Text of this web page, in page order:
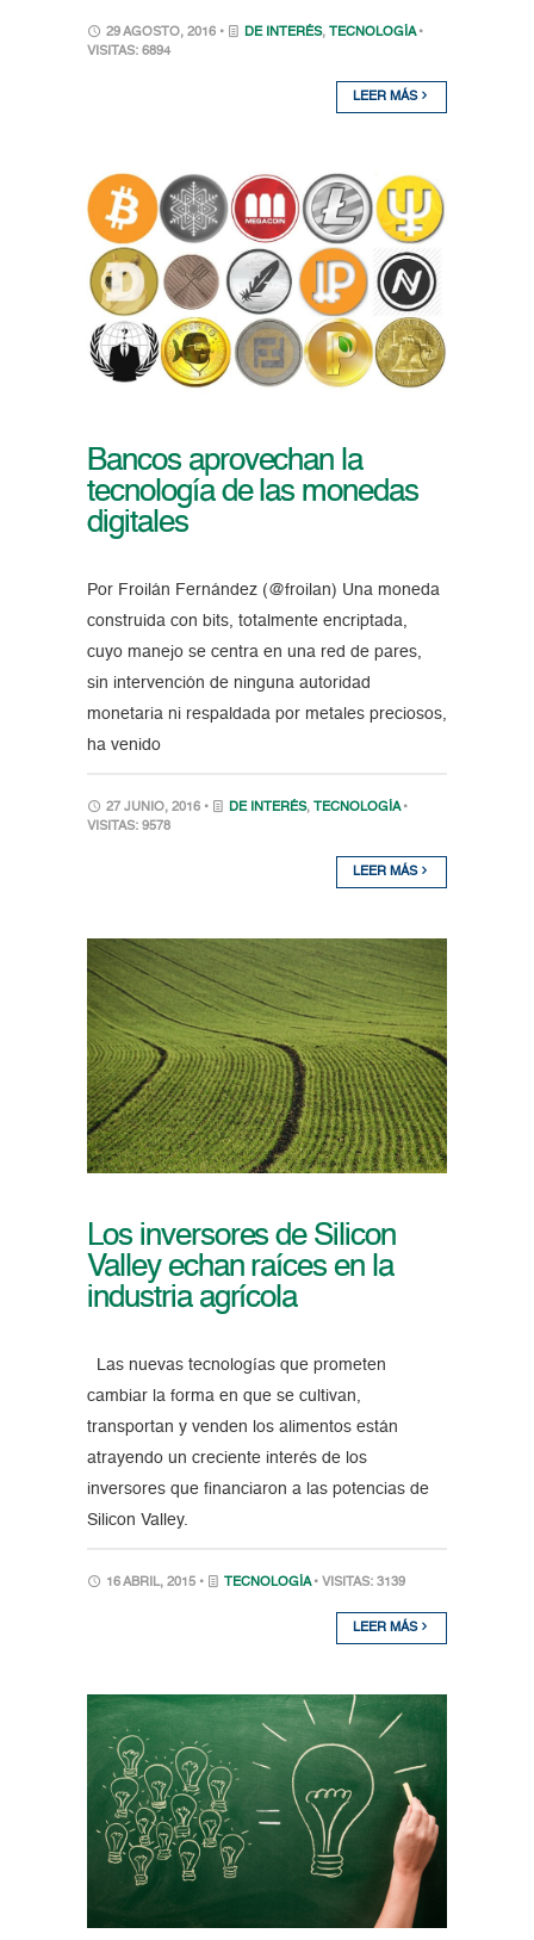
29 AGOSTO, 2016 • DE INTERÉS, TECNOLOGÍA •
VISITAS: 6894
LEER MÁS
Bancos aprovechan la
tecnología de las monedas
digitales
Por Froilán Fernández (@froilan) Una moneda
construida con bits, totalmente encriptada,
cuyo manejo se centra en una red de pares,
sin intervención de ninguna autoridad
monetaria ni respaldada por metales preciosos,
ha venido
27 JUNIO, 2016 • DE INTERÉS, TECNOLOGÍA •
VISITAS: 9578
LEER MÁS
Los inversores de Silicon
Valley echan raíces en la
industria agrícola
Las nuevas tecnologías que prometen
cambiar la forma en que se cultivan,
transportan y venden los alimentos están
atrayendo un creciente interés de los
inversores que financiaron a las potencias de
Silicon Valley.
16 ABRIL, 2015 • TECNOLOGÍA • VISITAS: 3139
LEER MÁS